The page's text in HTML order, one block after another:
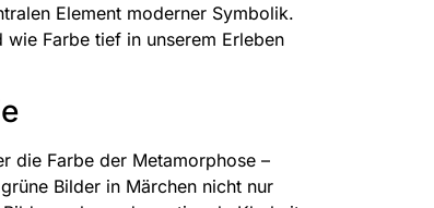
Element moderner Symbolik.
Farbe tief in unserem Erleben
die Farbe der Metamorphose –
Bilder in Märchen nicht nur